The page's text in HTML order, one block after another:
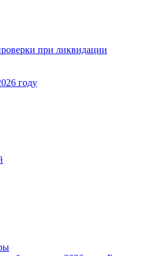
при ликвидации
году